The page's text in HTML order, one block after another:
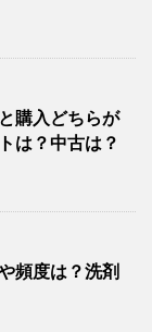
購入どちらが
は？中古は？
頻度は？洗剤